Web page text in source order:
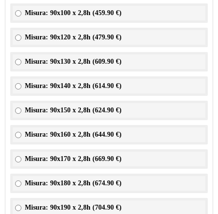
Misura: 90x100 x 2,8h (459.90 €)
Misura: 90x120 x 2,8h (479.90 €)
Misura: 90x130 x 2,8h (609.90 €)
Misura: 90x140 x 2,8h (614.90 €)
Misura: 90x150 x 2,8h (624.90 €)
Misura: 90x160 x 2,8h (644.90 €)
Misura: 90x170 x 2,8h (669.90 €)
Misura: 90x180 x 2,8h (674.90 €)
Misura: 90x190 x 2,8h (704.90 €)